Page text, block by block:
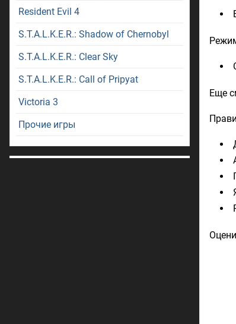
Еще
Resident Evil 4
S.T.A.L.K.E.R.: Shadow of Chernobyl
S.T.A.L.K.E.R.: Clear Sky
S.T.A.L.K.E.R.: Call of Pripyat
Victoria 3
Прочие игры